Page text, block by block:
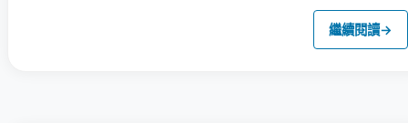
繼續閱讀→